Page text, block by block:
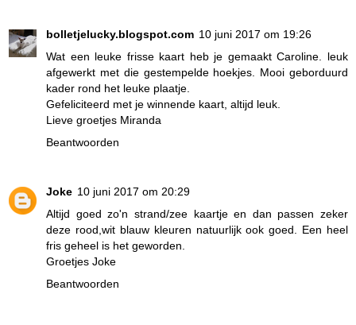
bolletjelucky.blogspot.com 10 juni 2017 om 19:26
Wat een leuke frisse kaart heb je gemaakt Caroline. leuk
afgewerkt met die gestempelde hoekjes. Mooi geborduurd
kader rond het leuke plaatje.
Gefeliciteerd met je winnende kaart, altijd leuk.
Lieve groetjes Miranda
Beantwoorden
Joke 10 juni 2017 om 20:29
Altijd goed zo'n strand/zee kaartje en dan passen zeker
deze rood,wit blauw kleuren natuurlijk ook goed. Een heel
fris geheel is het geworden.
Groetjes Joke
Beantwoorden